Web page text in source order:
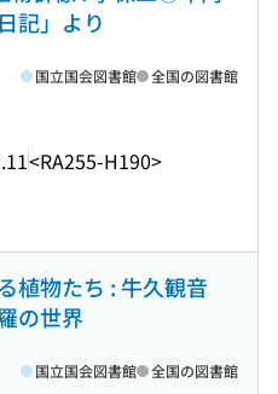
記」より
<RA255-H190>
国立国会図書館 全国の図書館
植物たち : 牛久観音
の世界
国立国会図書館 全国の図書館